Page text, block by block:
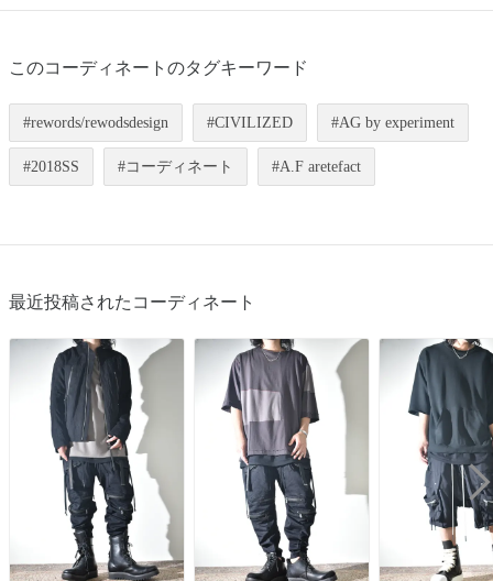
このコーディネートのタグキーワード
rewords/rewodsdesign CIVILIZED AG by experiment
2018SS コーディネート A.F aretefact
最近投稿されたコーディネート